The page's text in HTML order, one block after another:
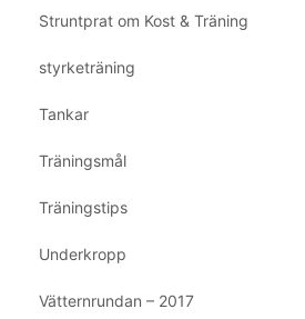
Struntprat om Kost & Träning
styrketräning
Tankar
Träningsmål
Träningstips
Underkropp
Vätternrundan – 2017